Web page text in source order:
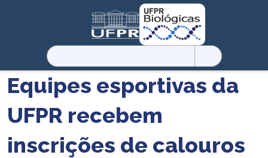
Pesquisar
por:
Equipes esportivas da
UFPR recebem
inscrições de calouros